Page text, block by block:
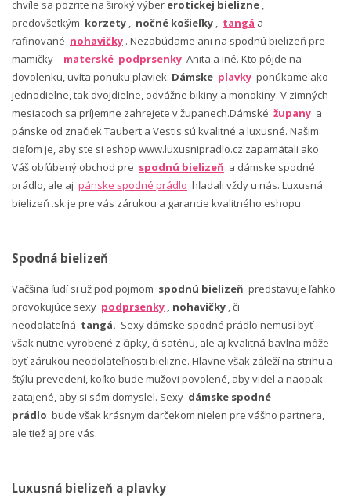
chvíle sa pozrite na široký výber erotickej bielizne
predovšetkým korzety nočné košieľky tangá a
rafinované nohavičky . Nezabúdame ani na spodnú bielizeň pre
mamičky - materské podprsenky Anita a iné. Kto pôjde na
dovolenku, uvíta ponuku plaviek. Dámske plavky ponúkame ako
jednodielne, tak dvojdielne, odvážne bikiny a monokiny. V zimných
mesiacoch sa príjemne zahrejete v županech.Dámské župany a
pánske od značiek Taubert a Vestis sú kvalitné a luxusné. Našim
cieľom je, aby ste si eshop www.luxusnipradlo.cz zapamätali ako
Váš obľúbený obchod pre spodnú bielizeň a dámske spodné
prádlo, ale aj pánske spodné prádlo hľadali vždy u nás. Luxusná
bielizeň .sk je pre vás zárukou a garancie kvalitného eshopu.
Spodná bielizeň
Väčšina ľudí si už pod pojmom spodnú bielizeň predstavuje ľahko
provokujúce sexy podprsenky , nohavičky , či
neodolateľná tangá. Sexy dámske spodné prádlo nemusí byť
však nutne vyrobené z čipky, či saténu, ale aj kvalitná bavlna môže
byť zárukou neodolateľnosti bielizne. Hlavne však záleží na strihu a
štýlu prevedení, koľko bude mužovi povolené, aby videl a naopak
zatajené, aby si sám domyslel. Sexy dámske spodné
prádlo bude však krásnym darčekom nielen pre vášho partnera,
ale tiež aj pre vás.
Luxusná bielizeň a plavky